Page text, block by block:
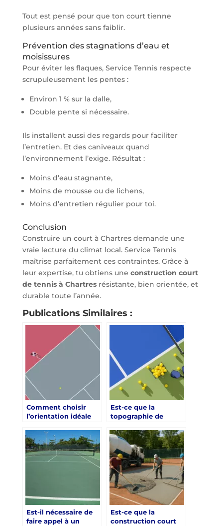
Tout est pensé pour que ton court tienne
plusieurs années sans faiblir.
Prévention des stagnations d’eau et
moisissures
Pour éviter les flaques, Service Tennis respecte
scrupuleusement les pentes :
Environ 1 % sur la dalle,
Double pente si nécessaire.
Ils installent aussi des regards pour faciliter
l’entretien. Et des caniveaux quand
l’environnement l’exige. Résultat :
Moins d’eau stagnante,
Moins de mousse ou de lichens,
Moins d’entretien régulier pour toi.
Conclusion
Construire un court à Chartres demande une
vraie lecture du climat local. Service Tennis
maîtrise parfaitement ces contraintes. Grâce à
leur expertise, tu obtiens une construction court
de tennis à Chartresrésistante, bien orientée, et
durable toute l’année.
Publications Similaires :
Comment choisir
l’orientation idéale
construction court
de tennis à Chartres
Est-ce que la
topographie de
contraintes
particulières à la
construction court
de tennis à Chartres
?
Est-il nécessaire de
faire appel à un
Est-ce que la
construction court